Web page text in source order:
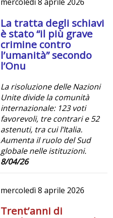
La tratta degli schiavi
è stato “il più grave
crimine contro
l’umanità” secondo
l’Onu
La risoluzione delle Nazioni
Unite divide la comunità
internazionale: 123 voti
favorevoli, tre contrari e 52
astenuti, tra cui l’Italia.
Aumenta il ruolo del Sud
globale nelle istituzioni.
8/04/26
mercoledì8 aprile 2026
Trent’anni di